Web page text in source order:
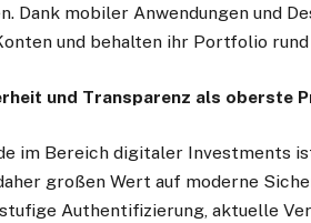
Dank mobiler Anwendungen und
und behalten ihr Portfolio
und Transparenz als oberste
im Bereich digitaler Investments
großen Wert auf moderne
Authentifizierung, aktuelle